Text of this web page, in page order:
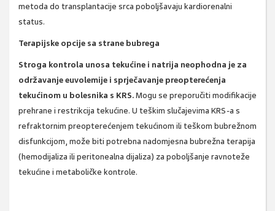
metoda do transplantacije srca poboljšavaju kardiorenalni
status.
Terapijske opcije sa strane bubrega
Stroga kontrola unosa tekućine i natrija neophodna je za
održavanje euvolemije i sprječavanje preopterećenja
tekućinom u bolesnika s KRS.Mogu se preporučiti modifikacije
prehrane i restrikcija tekućine. U teškim slučajevima KRS-a s
refraktornim preopterećenjem tekućinom ili teškom bubrežnom
disfunkcijom, može biti potrebna nadomjesna bubrežna terapija
(hemodijaliza ili peritonealna dijaliza) za poboljšanje ravnoteže
tekućine i metaboličke kontrole.